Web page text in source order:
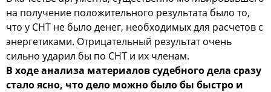
на получение положительного результата было то,
что у СНТ не было денег, необходимых для расчетов с
энергетиками. Отрицательный результат очень
сильно ударил бы по СНТ и их членам.
В ходе анализа материалов судебного дела сразу
стало ясно, что дело можно было бы быстро и